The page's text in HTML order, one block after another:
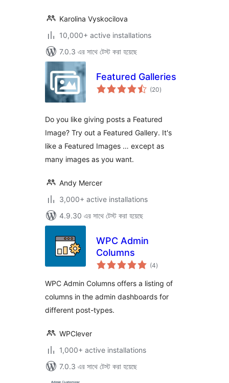
Karolina Vyskocilova
10,000+ active installations
7.0.3 এর সাথে টেস্ট করা হয়েছে
Featured Galleries
(20total
ratings
)
Do you like giving posts a Featured
Image? Try out a Featured Gallery. It's
like a Featured Images … except as
many images as you want.
Andy Mercer
3,000+ active installations
4.9.30 এর সাথে টেস্ট করা হয়েছে
WPC Admin
Columns
(4total
ratings
)
WPC Admin Columns offers a listing of
columns in the admin dashboards for
different post-types.
WPClever
1,000+ active installations
7.0.3 এর সাথে টেস্ট করা হয়েছে